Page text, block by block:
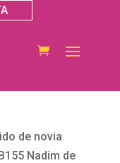
de novia
Nadim de